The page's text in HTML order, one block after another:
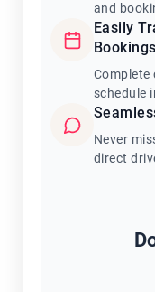
and
Easily
Bookings
schedule
Never
direct